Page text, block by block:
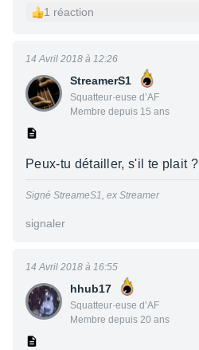
1 réaction
StreamerS1
Squatteur·euse d’AF
Membre depuis 15 ans
14 Avril 2018 à 12:26
Peux-tu détailler, s'il te plait ?
Signé StreameS1, ex Streamer
signaler
hhub17
Squatteur·euse d’AF
Membre depuis 20 ans
14 Avril 2018 à 16:55